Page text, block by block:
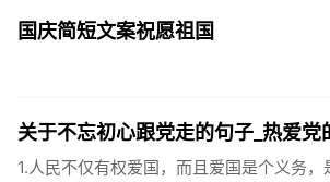
国庆简短文案祝愿祖国
关于不忘初心跟党走的句子_热爱党
1.人民不仅有权爱国，而且爱国是个义务